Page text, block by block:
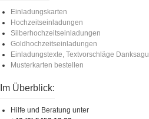
Einladungskarten
Hochzeitseinladungen
Silberhochzeitseinladungen
Goldhochzeitseinladungen
Einladungstexte, Textvorschläge
Musterkarten bestellen
Im Überblick:
Hilfe und Beratung unter